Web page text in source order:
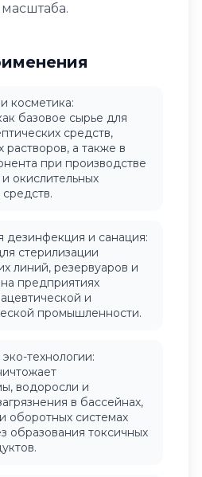
косметика:
базовое сырье для
средств,
растворов, а также в
при производстве
окислительных
и санация:
стерилизации
линий, резервуаров и
предприятиях
и
промышленности.
технологии:
водоросли и
в бассейнах,
оборотных системах
образования токсичных